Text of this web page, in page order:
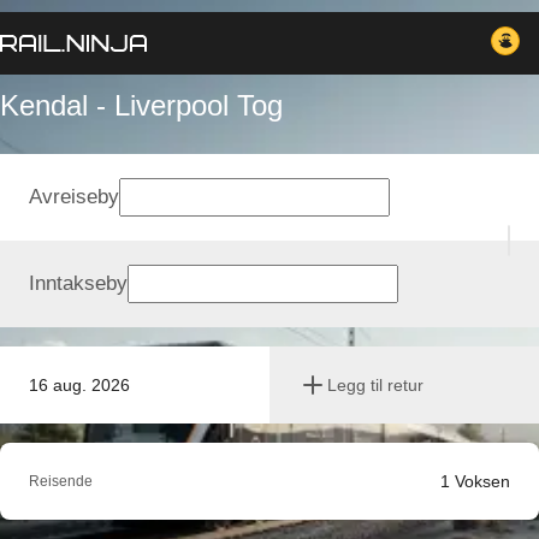
Kendal - Liverpool Tog
16 aug. 2026 Legg til retur
Avreiseby
Inntakseby
Reisende 1 Voksen